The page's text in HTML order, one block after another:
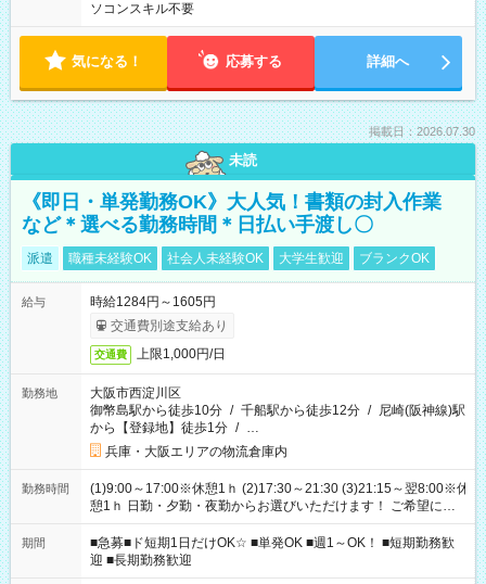
ソコンスキル不要
気になる！ 応募する 詳細へ
掲載日：2026.07.30
未読
《即日・単発勤務OK》大人気！書類の封入作業
など＊選べる勤務時間＊日払い手渡し〇
派遣 職種未経験OK 社会人未経験OK 大学生歓迎 ブランクOK
給与
時給1284円～1605円
交通費別途支給あり
交通費 上限1,000円/日
勤務地
大阪市西淀川区
御幣島駅から徒歩10分 / 千船駅から徒歩12分 / 尼崎(阪神線)駅
から【登録地】徒歩1分 / …
兵庫・大阪エリアの物流倉庫内
勤務時間
(1)9:00～17:00※休憩1ｈ (2)17:30～21:30 (3)21:15～翌8:00※休
憩1ｈ 日勤・夕勤・夜勤からお選びいただけます！ ご希望に合
わせて働けるお仕事です(*^^*) 【その他選べる勤務時間】 8-17
時/9-17時/9-18時/10-18時/11-21時/18-22時/20-翌4時/21-翌5
時/22-翌6時/0-翌8時 ご自身のご都合で選んで頂ける完全自由シ
フト！
期間
■急募■ド短期1日だけOK☆ ■単発OK ■週1～OK！ ■短期勤務歓
迎 ■長期勤務歓迎